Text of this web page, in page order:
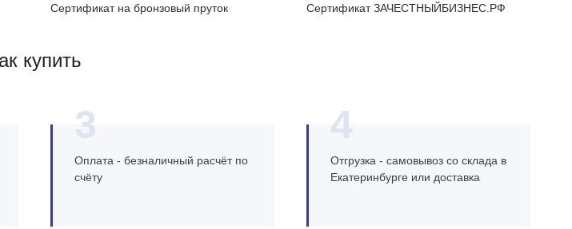
Сертификат на бронзовый пруток Сертификат ЗАЧЕСТНЫЙБИЗНЕС.РФ
купить
3
Оплата - безналичный расчёт по
счёту
4
Отгрузка - самовывоз со склада в
Екатеринбурге или доставка